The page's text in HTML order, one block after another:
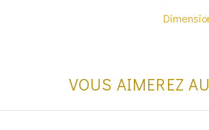
VOUS AIMEREZ